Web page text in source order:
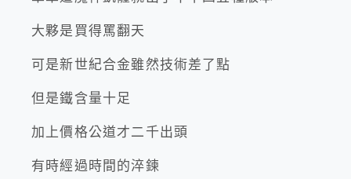
大夥是買得罵翻天
可是新世紀合金雖然技術差了點
但是鐵含量十足
加上價格公道才二千出頭
有時經過時間的淬鍊